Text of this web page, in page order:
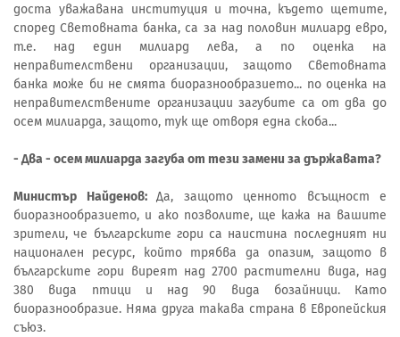
доста уважавана институция и точна, където щетите,
според Световната банка, са за над половин милиард евро,
т.е. над един милиард лева, а по оценка на
неправителствени организации, защото Световната
банка може би не смята биоразнообразието... по оценка на
неправителствените организации загубите са от два до
осем милиарда, защото, тук ще отворя една скоба...
- Два - осем милиарда загуба от тези замени за държавата?
Министър Найденов: Да, защото ценното всъщност е
биоразнообразието, и ако позволите, ще кажа на вашите
зрители, че българските гори са наистина последният ни
национален ресурс, който трябва да опазим, защото в
българските гори виреят над 2700 растителни вида, над
380 вида птици и над 90 вида бозайници. Като
биоразнообразие. Няма друга такава страна в Европейския
съюз.